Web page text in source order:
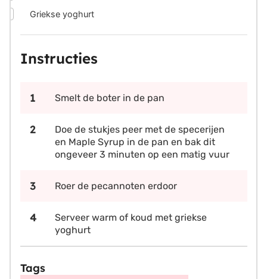
Griekse yoghurt
Instructies
Smelt de boter in de pan
Doe de stukjes peer met de specerijen
en Maple Syrup in de pan en bak dit
ongeveer 3 minuten op een matig vuur
Roer de pecannoten erdoor
Serveer warm of koud met griekse
yoghurt
Tags